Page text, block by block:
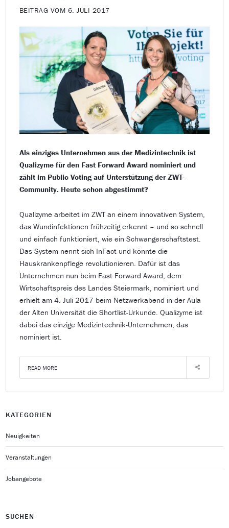
BEITRAG VOM 6. JULI 2017
Als einziges Unternehmen aus der Medizintechnik ist
Qualizyme für den Fast Forward Award nominiert und
zählt im Public Voting auf Unterstützung der ZWT-
Community. Heute schon abgestimmt?
Qualizyme arbeitet im ZWT an einem innovativen System,
das Wundinfektionen frühzeitig erkennt – und so schnell
und einfach funktioniert, wie ein Schwangerschaftstest.
Das System nennt sich InFact und könnte die
Hauskrankenpflege revolutionieren. Dafür ist das
Unternehmen nun beim Fast Forward Award, dem
Wirtschaftspreis des Landes Steiermark, nominiert und
erhielt am 4. Juli 2017 beim Netzwerkabend in der Aula
der Alten Universität die Shortlist-Urkunde. Qualizyme ist
dabei das einzige Medizintechnik-Unternehmen, das
nominiert ist.
READ MORE
KATEGORIEN
Neuigkeiten
Veranstaltungen
Jobangebote
SUCHEN